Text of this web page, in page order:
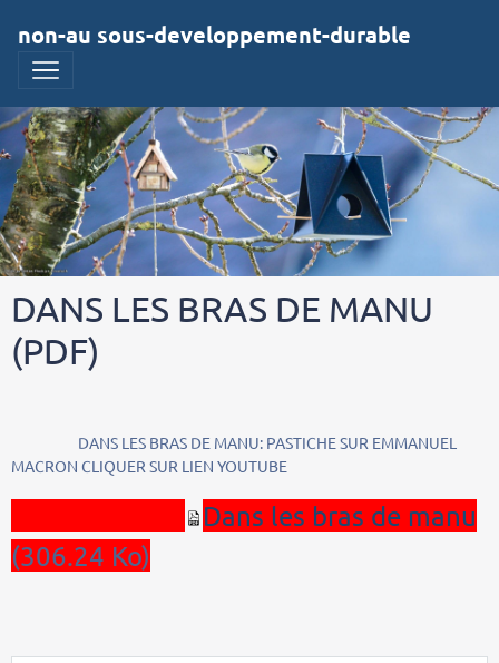
non-au sous-developpement-durable
DANS LES BRAS DE MANU
(PDF)
DANS LES BRAS DE MANU: PASTICHE SUR EMMANUEL
MACRON CLIQUER SUR LIEN YOUTUBE
Dans les bras de manu
(306.24 Ko)